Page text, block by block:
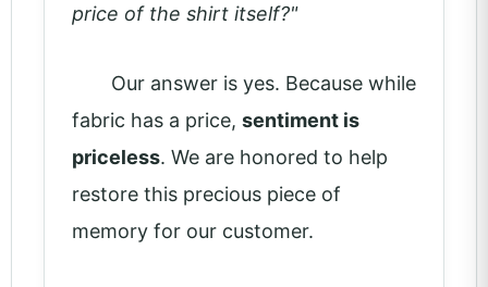
price of the shirt itself?"
Our answer is yes. Because while
fabric has a price, sentiment is
priceless. We are honored to help
restore this precious piece of
memory for our customer.